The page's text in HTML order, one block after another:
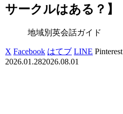
サークルはある？】
地域別英会話ガイド
X Facebook はてブ LINE Pinterest
2026.01.282026.08.01